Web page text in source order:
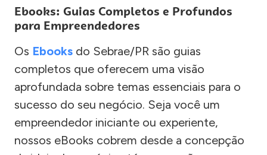
Ebooks: Guias Completos e Profundos
para Empreendedores
Os Ebooks do Sebrae/PR são guias
completos que oferecem uma visão
aprofundada sobre temas essenciais para o
sucesso do seu negócio. Seja você um
empreendedor iniciante ou experiente,
nossos eBooks cobrem desde a concepção